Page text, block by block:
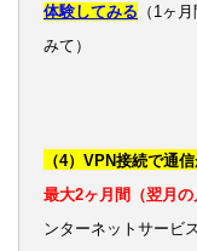
体験してみる （1ヶ
みて）
（4）VPN接続で通
最大2ヶ月間（翌月
ンターネットサービ